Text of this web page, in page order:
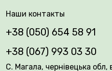
Наши контакты
+38 (050) 654 58 91
+38 (067) 993 03 30
С. Магала, чернівецька обл,